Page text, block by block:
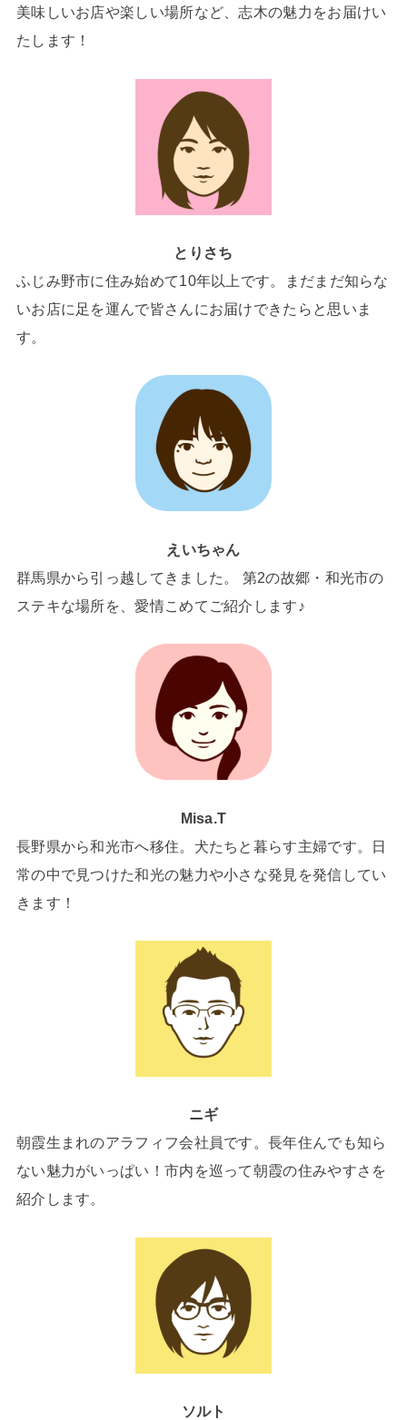
美味しいお店や楽しい場所など、志木の魅力をお届けい
たします！
とりさち
ふじみ野市に住み始めて10年以上です。まだまだ知らな
いお店に足を運んで皆さんにお届けできたらと思いま
す。
えいちゃん
群馬県から引っ越してきました。 第2の故郷・和光市の
ステキな場所を、愛情こめてご紹介します♪
Misa.T
長野県から和光市へ移住。犬たちと暮らす主婦です。日
常の中で見つけた和光の魅力や小さな発見を発信してい
きます！
ニギ
朝霞生まれのアラフィフ会社員です。長年住んでも知ら
ない魅力がいっぱい！市内を巡って朝霞の住みやすさを
紹介します。
ソルト